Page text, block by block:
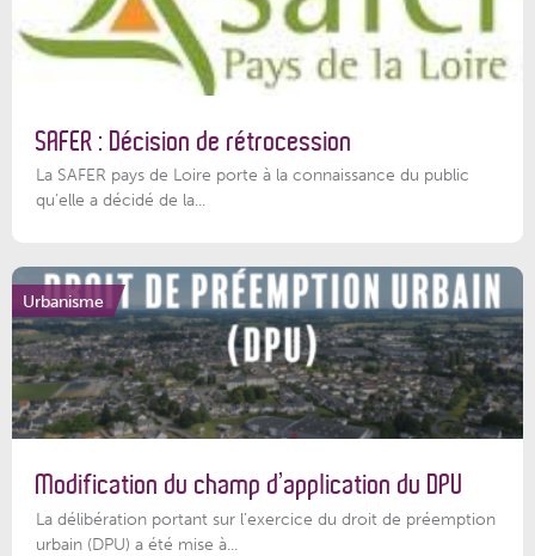
SAFER : Décision de rétrocession
La SAFER pays de Loire porte à la connaissance du public
qu’elle a décidé de la...
Urbanisme
Modification du champ d’application du DPU
La délibération portant sur l’exercice du droit de préemption
urbain (DPU) a été mise à...